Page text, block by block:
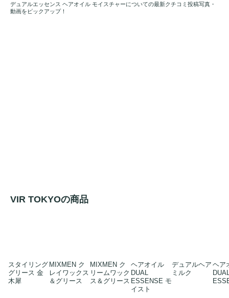
デュアルエッセンス ヘアオイル モイスチャーについての最新クチコミ投稿写真・
動画をピックアップ！
VIR TOKYOの商品
スタイリング
グリース 金
木犀
MIXMEN ク
レイワックス
＆グリース
MIXMEN ク
リームワック
ス＆グリース
ヘアオイル
DUAL
ESSENSE モ
イスト
デュアルヘア
ミルク
ヘア